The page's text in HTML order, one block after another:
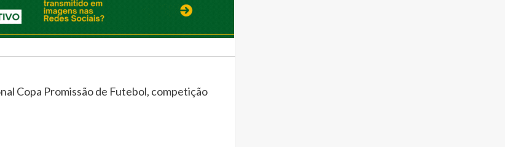
Copa Promissão de Futebol, competição